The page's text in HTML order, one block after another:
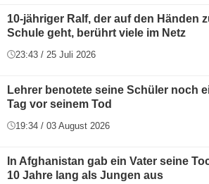
10-jähriger Ralf, der auf den Händen
Schule geht, berührt viele im Netz
23:43 / 25 Juli 2026
Lehrer benotete seine Schüler noch
Tag vor seinem Tod
19:34 / 03 August 2026
In Afghanistan gab ein Vater seine
10 Jahre lang als Jungen aus